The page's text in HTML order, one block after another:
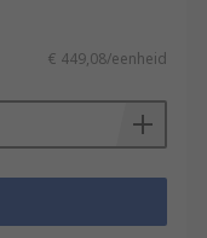
€ 449,08/eenheid